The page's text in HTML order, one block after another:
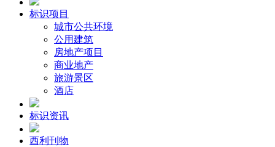
标识项目
城市公共环境
公用建筑
房地产项目
商业地产
旅游景区
酒店
标识资讯
西利刊物